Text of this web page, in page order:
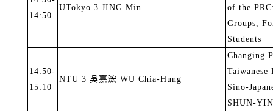
14:50
UTokyo 3 JING Min
of the
Groups,
Students
14:50-
15:10
NTU 3 吳嘉浤 WU Chia-Hung
Changing
Sino-
SHUN-